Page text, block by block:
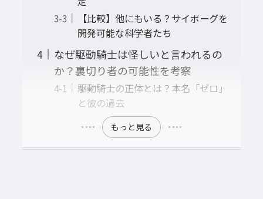
【比較】他にもいる？サイボーグを
開発可能な科学者たち
なぜ駆動騎士は怪しいと言われるの
か？裏切り者の可能性を考察
駆動騎士の正体とは？本名「ゼロ」
と彼の過去
もっと見る